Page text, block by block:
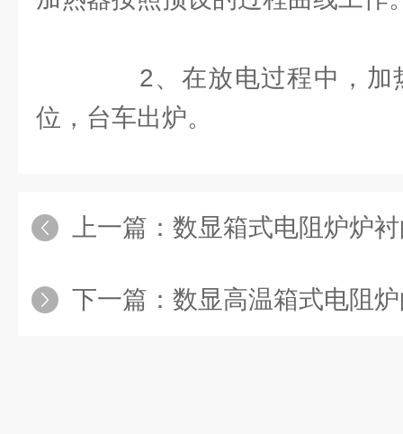
2、在放电过程中，加
位，台车出炉。
上一篇： 数显箱式电阻炉炉
下一篇： 数显高温箱式电阻炉的热处